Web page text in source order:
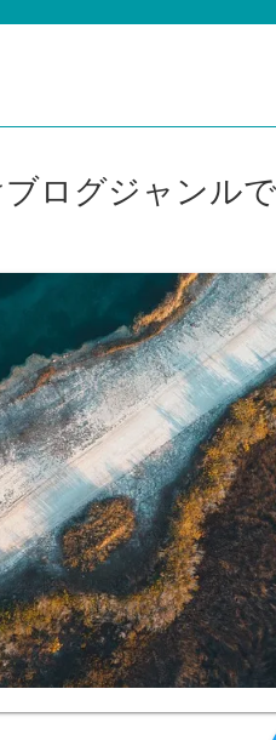
ブログジャンル